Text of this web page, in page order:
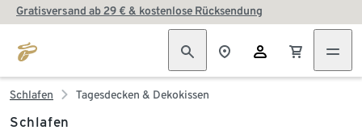
Gratisversand ab 29 € & kostenlose Rücksendung
Schlafen Tagesdecken & Dekokissen
Schlafen